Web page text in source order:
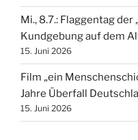
Mi., 8.7.: Flaggentag der
Kundgebung auf dem
15. Juni 2026
Film „ein
Jahre Überfall
15. Juni 2026